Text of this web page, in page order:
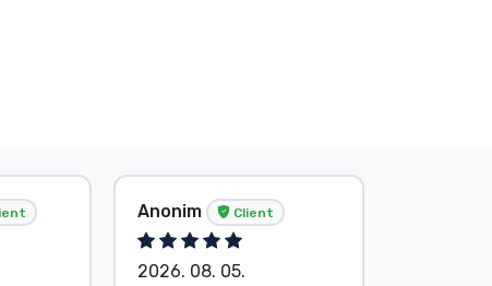
Anonim Client
2026. 08. 05.